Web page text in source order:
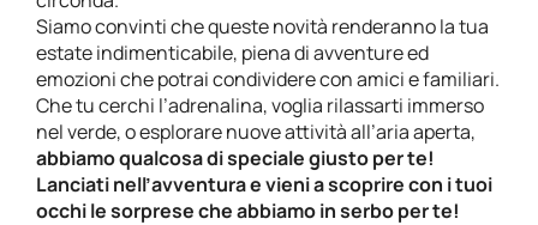
Siamo convinti che queste novità renderanno la tua
estate indimenticabile, piena di avventure ed
emozioni che potrai condividere con amici e familiari.
Che tu cerchi l’adrenalina, voglia rilassarti immerso
nel verde, o esplorare nuove attività all’aria aperta,
abbiamo qualcosa di speciale giusto per te!
Lanciati nell’avventura e vieni a scoprire con i tuoi
occhi le sorprese che abbiamo in serbo per te!